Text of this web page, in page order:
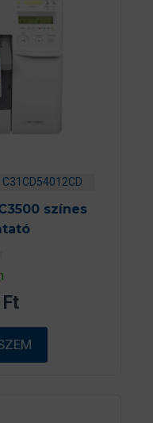
C31CD54012CD
színes
Ft